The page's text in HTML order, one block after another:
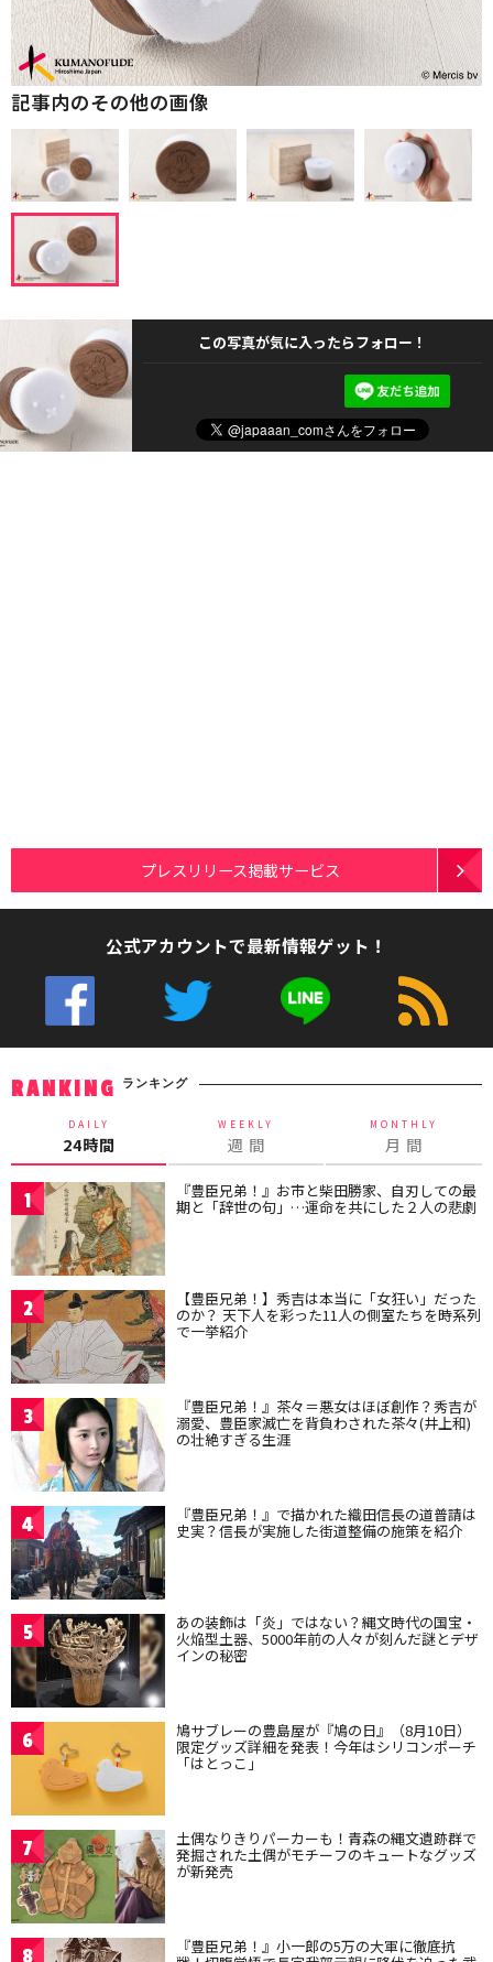
記事内のその他の画像
この写真が気に入ったらフォロー！
プレスリリース掲載サービス
公式アカウントで最新情報ゲット！
RANKING ランキング
DAILY
24時間
WEEKLY
週 間
MONTHLY
月 間
1 『豊臣兄弟！』お市と柴田勝家、自刃しての最
期と「辞世の句」…運命を共にした２人の悲劇
2 【豊臣兄弟！】秀吉は本当に「女狂い」だった
のか？ 天下人を彩った11人の側室たちを時系列
で一挙紹介
3 『豊臣兄弟！』茶々＝悪女はほぼ創作？秀吉が
溺愛、豊臣家滅亡を背負わされた茶々(井上和)
の壮絶すぎる生涯
4 『豊臣兄弟！』で描かれた織田信長の道普請は
史実？信長が実施した街道整備の施策を紹介
5 あの装飾は「炎」ではない？縄文時代の国宝・
火焔型土器、5000年前の人々が刻んだ謎とデザ
インの秘密
6 鳩サブレーの豊島屋が『鳩の日』（8月10日）
限定グッズ詳細を発表！今年はシリコンポーチ
「はとっこ」
7 土偶なりきりパーカーも！青森の縄文遺跡群で
発掘された土偶がモチーフのキュートなグッズ
が新発売
8 『豊臣兄弟！』小一郎の5万の大軍に徹底抗